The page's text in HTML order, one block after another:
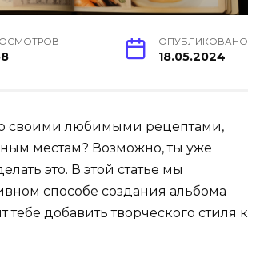
ОПУБЛИКОВАНО
18.05.2024
своими любимыми рецептами,
местам? Возможно, ты уже
это. В этой статье мы
способе создания альбома
добавить творческого стиля к